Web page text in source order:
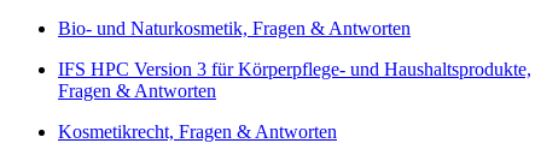
Bio- und Naturkosmetik, Fragen & Antworten
IFS HPC Version 3 für Körperpflege- und Haushaltsprodukte,
Fragen & Antworten
Kosmetikrecht, Fragen & Antworten